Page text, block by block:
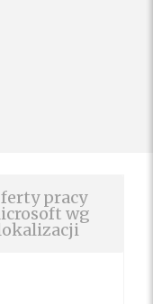
pracy
wg